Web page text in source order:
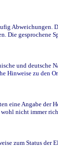
Abweichungen.
Die
und deutsche
Hinweise zu den
eine Angabe der
nicht immer
zum Status der